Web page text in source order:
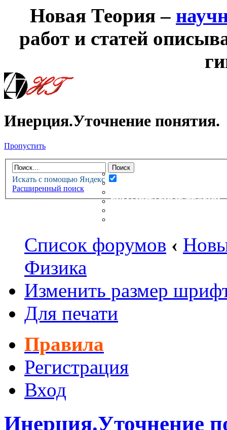
Новая Теория –
работ и статей
Инерция.Уточнение понятия.
Пропустить
Искать с помощью Яндекс
Расширенный поиск
НОВАЯ ТЕОРИЯФОРУМ
НОВЫЕ СООБЩЕНИЯ
НЕПРОЧИТАННЫЕ
ГУМАНИТАРНЫЕ ТЕОРИИ
Список форумов ‹
Физика
Изменить размер
Для печати
Правила
Регистрация
Вход
Инерция.Уточнение